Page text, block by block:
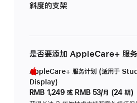
斜度的支架
是否要添加 AppleCare+ 服务
AppleCare+ 服务计划 (适用于
Display)
RMB 1,249 或 RMB 53/月 (24 期)